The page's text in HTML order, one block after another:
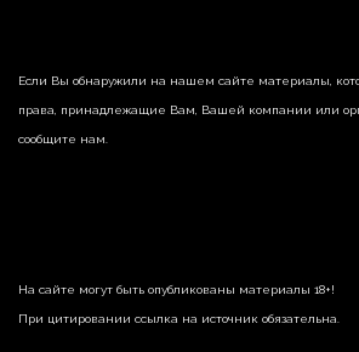
Если Вы обнаружили на нашем сайте материалы,
права, принадлежащие Вам, Вашей компании или
сообщите нам.
На сайте могут быть опубликованы материалы 18+!
При цитировании ссылка на источник обязательна.